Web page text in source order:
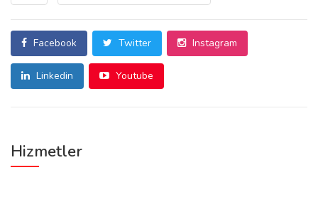
Facebook Twitter Instagram
Linkedin Youtube
Hizmetler